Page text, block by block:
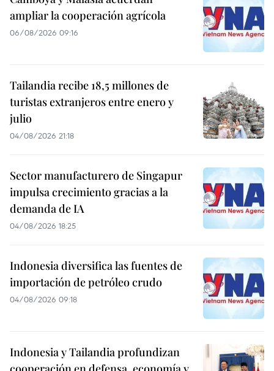
ampliar la cooperación agrícola
06/08/2026 09:16
Tailandia recibe 18,5 millones de
turistas extranjeros entre enero y
julio
04/08/2026 21:18
Sector manufacturero de Singapur
impulsa crecimiento gracias a la
demanda de IA
04/08/2026 18:25
Indonesia diversifica las fuentes de
importación de petróleo crudo
04/08/2026 09:18
Indonesia y Tailandia profundizan